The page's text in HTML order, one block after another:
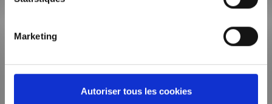
Marketing
Autoriser tous les cookies
Email
En soumettant ce formulaire, j’accepte que les informations soient
exploitées dans le cadre de la relation commerciale qui peut en